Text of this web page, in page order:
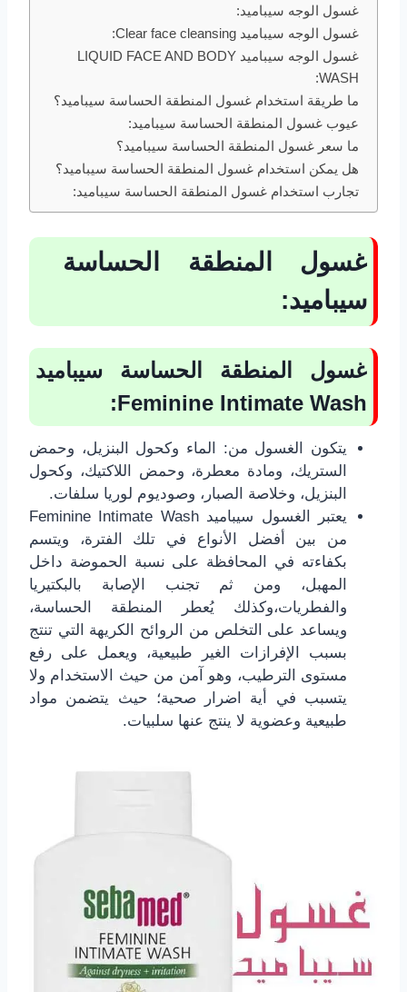
غسول الوجه سيباميد:
غسول الوجه سيباميد Clear face cleansing:
غسول الوجه سيباميد LIQUID FACE AND BODY
WASH:
ما طريقة استخدام غسول المنطقة الحساسة سيباميد؟
عيوب غسول المنطقة الحساسة سيباميد:
ما سعر غسول المنطقة الحساسة سيباميد؟
هل يمكن استخدام غسول المنطقة الحساسة سيباميد؟
تجارب استخدام غسول المنطقة الحساسة سيباميد:
غسول المنطقة الحساسة
سيباميد:
غسول المنطقة الحساسة سيباميد
Feminine Intimate Wash
:
يتكون الغسول من: الماء وكحول البنزيل، وحمض
الستريك، ومادة معطرة، وحمض اللاكتيك، وكحول
البنزيل، وخلاصة الصبار، وصوديوم لوريا سلفات.
يعتبر الغسول سيباميد Feminine Intimate Wash
من بين أفضل الأنواع في تلك الفترة، ويتسم
بكفاءته في المحافظة على نسبة الحموضة داخل
المهبل، ومن ثم تجنب الإصابة بالبكتيريا
والفطريات،وكذلك يُعطر المنطقة الحساسة،
ويساعد على التخلص من الروائح الكريهة التي تنتج
بسبب الإفرازات الغير طبيعية، ويعمل على رفع
مستوى الترطيب، وهو آمن من حيث الاستخدام ولا
يتسبب في أية اضرار صحية؛ حيث يتضمن مواد
طبيعية وعضوية لا ينتج عنها سلبيات.